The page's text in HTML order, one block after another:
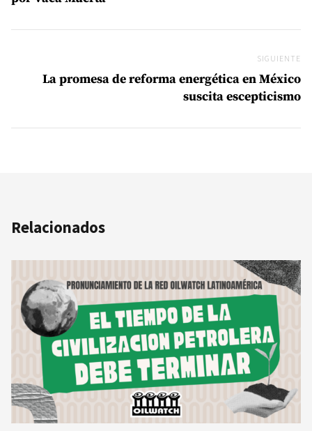
SIGUIENTE
La promesa de reforma energética en México
suscita escepticismo
Relacionados